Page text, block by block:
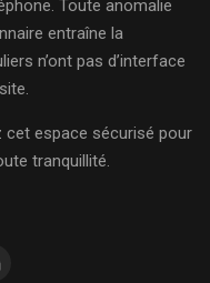
Toute anomalie
entraîne la
n’ont pas d’interface
cet espace sécurisé pour
tranquillité.